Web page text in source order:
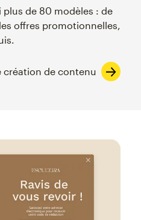
de 80 modèles : de
offres promotionnelles,
création de contenu